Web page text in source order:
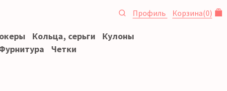
Профиль Корзина(0)
Кольца, серьги
Кулоны
Четки